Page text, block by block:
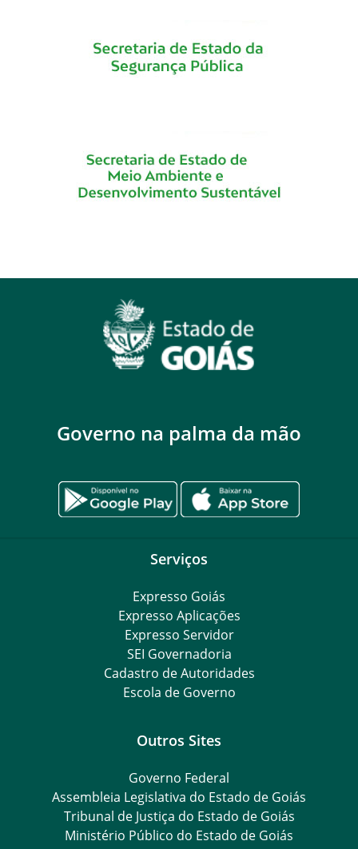
Governo na palma da mão
Serviços
Expresso Goiás
Expresso Aplicações
Expresso Servidor
SEI Governadoria
Cadastro de Autoridades
Escola de Governo
Outros Sites
Governo Federal
Assembleia Legislativa do Estado de Goiás
Tribunal de Justiça do Estado de Goiás
Ministério Público do Estado de Goiás